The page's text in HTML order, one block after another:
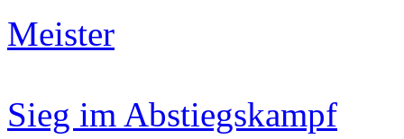
Meister
Sieg im Abstiegskampf